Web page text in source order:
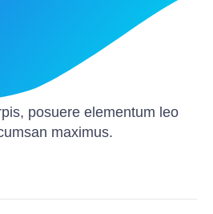
posuere elementum leo
maximus.